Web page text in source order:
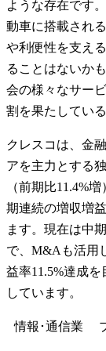
ような存在です
動車に搭載され
や利便性を支え
ることはないか
会の様々なサー
割を果たしている
クレスコは、金
アを主力とする
（前期比11.4%
期連続の増収増
ます。現在は中
で、M&Aも活用
益率11.5%達成
しています。
情報･通信業